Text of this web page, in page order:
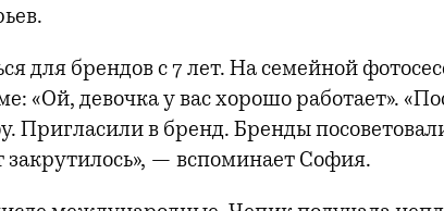
для брендов с 7 лет. На семейной
«Ой, девочка у вас хорошо работает».
Пригласили в бренд. Бренды
закрутилось», — вспоминает София.